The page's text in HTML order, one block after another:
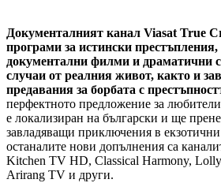
Документалният канал Viasat True
програми за истински
документални филми и драматични
случаи от реалния живот, както и
предавания за борбата с
перфектното предложение за
е локализиран на български и ще
завладяващи приключения в
останалите нови допълнения са
Kitchen TV HD, Classical Harmony,
Arirang TV и други.